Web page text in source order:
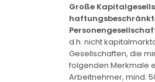
Große
d.h. nicht
Gesellschaften, die
folgenden Merkmale
Arbeitnehmer, mind.